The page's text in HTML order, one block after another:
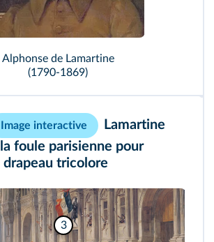
Alphonse de Lamartine
(1790-1869)
Image interactive
Lamartine
foule parisienne pour
tricolore
3